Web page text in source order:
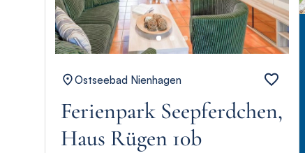
Ostseebad Nienhagen
Ferienpark Seepferdchen,
Haus Rügen 10b